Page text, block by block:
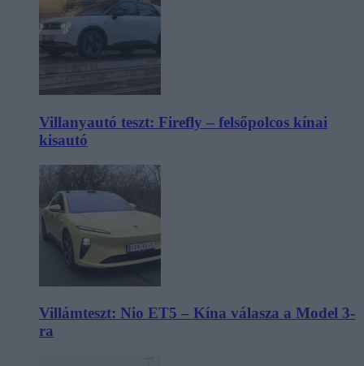
Villanyautó teszt: Firefly – felsőpolcos kínai
kisautó
Villámteszt: Nio ET5 – Kína válasza a Model 3-
ra